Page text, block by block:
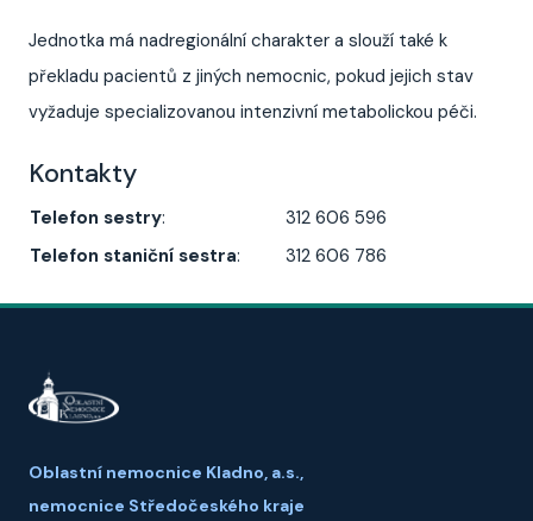
Jednotka má nadregionální charakter a slouží také k
překladu pacientů z jiných nemocnic, pokud jejich stav
vyžaduje specializovanou intenzivní metabolickou péči.
Kontakty
Telefon sestry:
312 606 596
Telefon staniční sestra: 312 606 786
Oblastní nemocnice Kladno, a.s.,
nemocnice Středočeského kraje